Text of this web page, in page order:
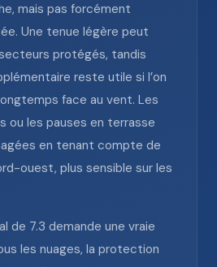
mais pas forcément
Une tenue légère peut
protégés, tandis
reste utile si l’on
face au vent. Les
ou les pauses en terrasse
en tenant compte de
ouest, plus sensible sur les
de 7.3 demande une vraie
les nuages, la protection